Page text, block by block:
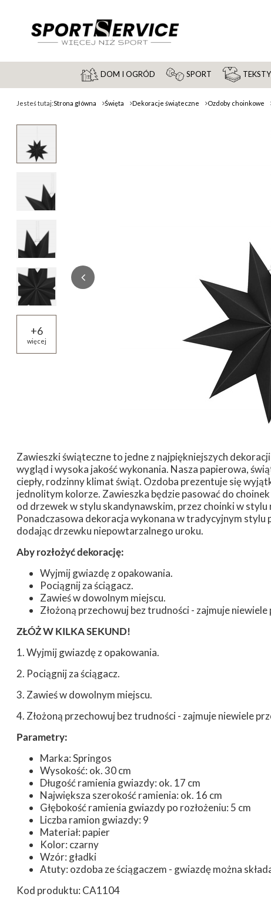
DOM I OGRÓD SPORT
Jesteś tutaj:Strona główna Święta Dekoracje świąteczne Ozdoby choinkowe
+6
więcej
Zawieszki świąteczne to jedne z najpiękniejszych
wygląd i wysoka jakość wykonania. Nasza papierowa,
ciepły, rodzinny klimat świąt. Ozdoba prezentuje się
jednolitym kolorze. Zawieszka będzie pasować do
od drzewek w stylu skandynawskim, przez choinki w
Ponadczasowa dekoracja wykonana w tradycyjnym stylu
dodając drzewku niepowtarzalnego uroku.
Aby rozłożyć dekorację:
Wyjmij gwiazdę z opakowania.
Pociągnij za ściągacz.
Zawieś w dowolnym miejscu.
Złożoną przechowuj bez trudności - zajmuje
ZŁÓŻ W KILKA SEKUND!
1. Wyjmij gwiazdę z opakowania.
2. Pociągnij za ściągacz.
3. Zawieś w dowolnym miejscu.
4. Złożoną przechowuj bez trudności - zajmuje niewiele
Parametry:
Marka: Springos
Wysokość: ok. 30 cm
Długość ramienia gwiazdy: ok. 17 cm
Największa szerokość ramienia: ok. 16 cm
Głębokość ramienia gwiazdy po rozłożeniu: 5 cm
Liczba ramion gwiazdy: 9
Materiał: papier
Kolor: czarny
Wzór: gładki
Atuty: ozdoba ze ściągaczem - gwiazdę można
Kod produktu: CA1104